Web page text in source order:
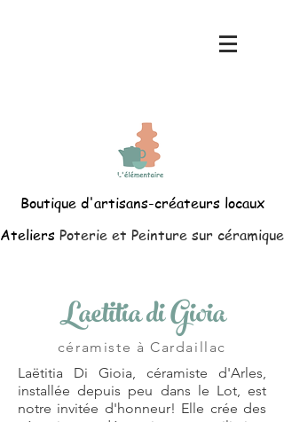
Boutique d'artisans-créateurs locaux
Ateliers Poterie et Peinture sur céramique
Laetitia di Gioia
céramiste à Cardaillac
Laëtitia Di Gioia, céramiste d'Arles,
installée depuis peu dans le Lot, est
notre invitée d'honneur! Elle crée des